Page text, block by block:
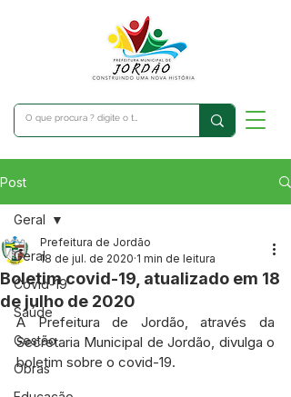
Post
Geral
Covid-19
Saúde
Gestão
Obras
Geral
Boletim covid-19, atualizado em 18
de julho de 2020
Prefeitura de Jordão
18 de jul. de 2020 1 min de leitura
A Prefeitura de Jordão, através da
Secretaria Municipal de Jordão, divulga o
boletim sobre o covid-19.